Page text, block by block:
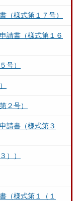
（様式第１７号）
請書（様式第１６
号）
２号）
請書（様式第３
））
（様式第１（１